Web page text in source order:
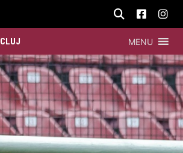
CLUJ MENU